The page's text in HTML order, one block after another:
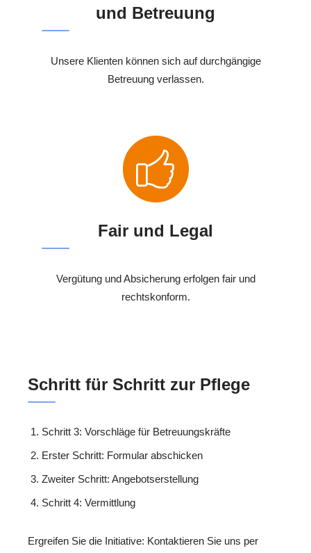
und Betreuung
Unsere Klienten können sich auf durchgängige
Betreuung verlassen.
Fair und Legal
Vergütung und Absicherung erfolgen fair und
rechtskonform.
Schritt für Schritt zur Pflege
Schritt 3: Vorschläge für Betreuungskräfte
Erster Schritt: Formular abschicken
Zweiter Schritt: Angebotserstellung
Schritt 4: Vermittlung
Ergreifen Sie die Initiative: Kontaktieren Sie uns per